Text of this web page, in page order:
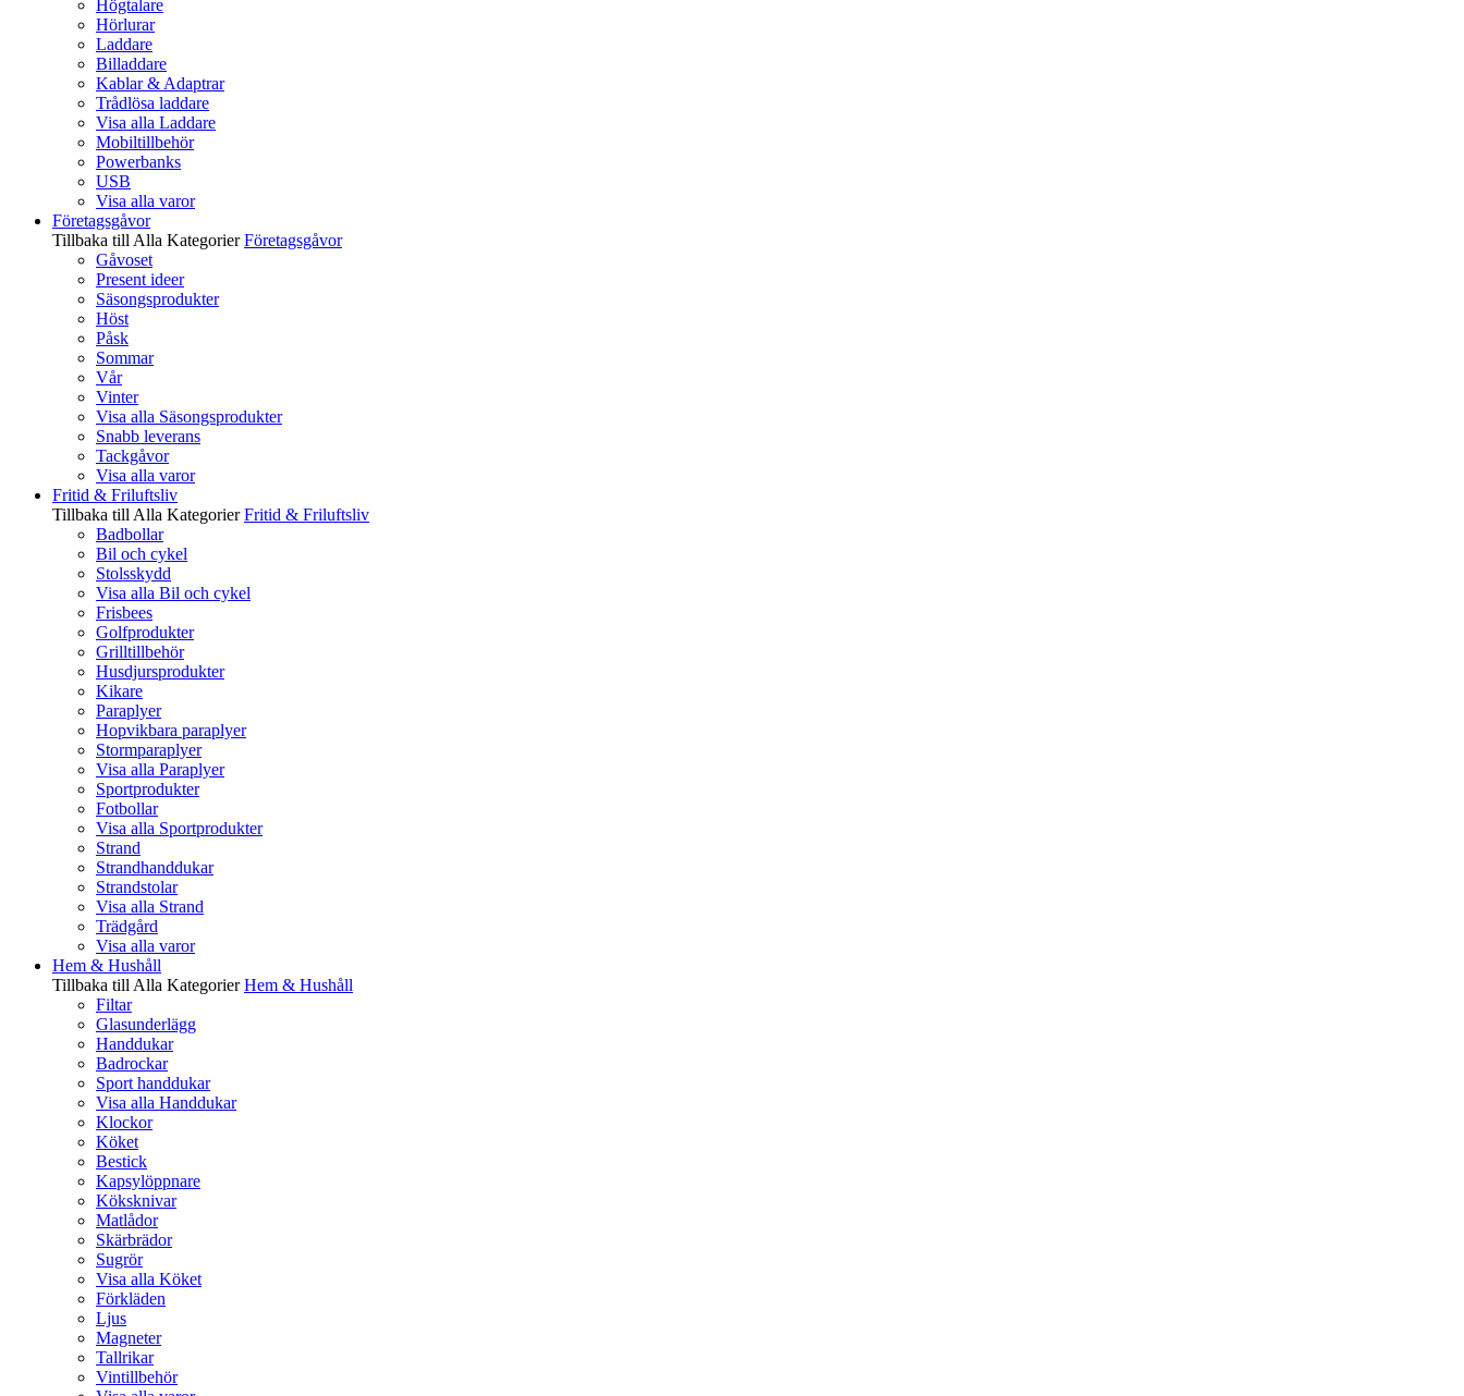
Högtalare
Hörlurar
Laddare
Billaddare
Kablar & Adaptrar
Trådlösa laddare
Visa alla Laddare
Mobiltillbehör
Powerbanks
USB
Visa alla varor
Företagsgåvor
Tillbaka till Alla Kategorier Företagsgåvor
Gåvoset
Present ideer
Säsongsprodukter
Höst
Påsk
Sommar
Vår
Vinter
Visa alla Säsongsprodukter
Snabb leverans
Tackgåvor
Visa alla varor
Fritid & Friluftsliv
Tillbaka till Alla Kategorier Fritid & Friluftsliv
Badbollar
Bil och cykel
Stolsskydd
Visa alla Bil och cykel
Frisbees
Golfprodukter
Grilltillbehör
Husdjursprodukter
Kikare
Paraplyer
Hopvikbara paraplyer
Stormparaplyer
Visa alla Paraplyer
Sportprodukter
Fotbollar
Visa alla Sportprodukter
Strand
Strandhanddukar
Strandstolar
Visa alla Strand
Trädgård
Visa alla varor
Hem & Hushåll
Tillbaka till Alla Kategorier Hem & Hushåll
Filtar
Glasunderlägg
Handdukar
Badrockar
Sport handdukar
Visa alla Handdukar
Klockor
Köket
Bestick
Kapsylöppnare
Köksknivar
Matlådor
Skärbrädor
Sugrör
Visa alla Köket
Förkläden
Ljus
Magneter
Tallrikar
Vintillbehör